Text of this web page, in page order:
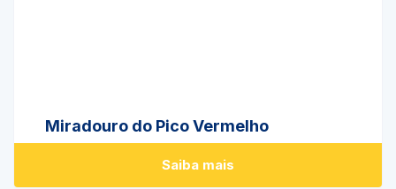
Miradouro do Pico Vermelho
Saiba mais